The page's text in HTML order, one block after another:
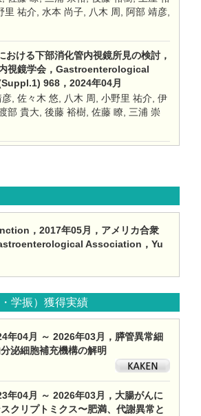
里 祐介, 水本 尚子, 八木 周, 阿部 靖彦,
おける下部消化管内視鏡所見の検討，
視鏡学会，Gastroenterological
968，2024年04月
, 佐々木 悠, 八木 周, 小野里 祐介, 伊
部 貴大, 後藤 裕樹, 佐藤 瞭, 三浦 崇
，2017年05月，アメリカ合衆
Association，Yu
学振）獲得実績
年04月 ～ 2026年03月，膵管異常細
泌細胞補充機構の解明
年04月 ～ 2026年03月，大腸がんに
クリプトミクス〜肥満、代謝異常と